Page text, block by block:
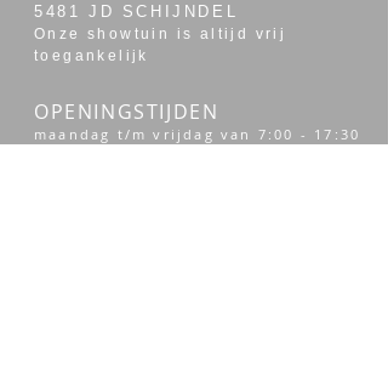
5481 JD SCHIJNDEL
Onze showtuin is altijd vrij
toegankelijk
OPENINGSTIJDEN
maandag t/m vrijdag van 7:00 - 17:30